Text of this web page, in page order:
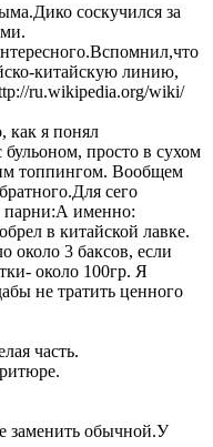
соскучился за
китайскую линию,
ru.wikipedia.org/wiki/
как я понял
просто в сухом
топпингом. Вообщем
сего
парни:А именно:
в китайской лавке.
около 3 баксов, если
около 100гр. Я
не тратить ценного
часть.
заменить обычной.У